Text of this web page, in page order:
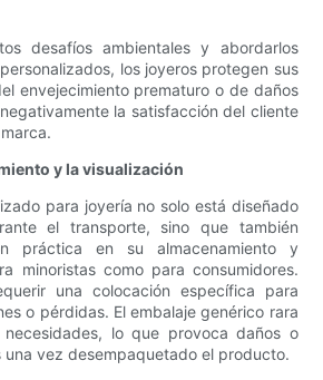
desafíos ambientales y abordarlos
los joyeros protegen sus
envejecimiento prematuro o de daños
la satisfacción del cliente
y la visualización
para joyería no solo está diseñado
el transporte, sino que también
práctica en su almacenamiento y
minoristas como para consumidores.
una colocación específica para
o pérdidas. El embalaje genérico rara
lo que provoca daños o
una vez desempaquetado el producto.